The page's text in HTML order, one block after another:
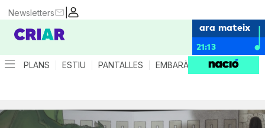
|
Newsletters
ara mateix
21:13
PLANS ESTIU PANTALLES EMBARÀS CRIANÇA